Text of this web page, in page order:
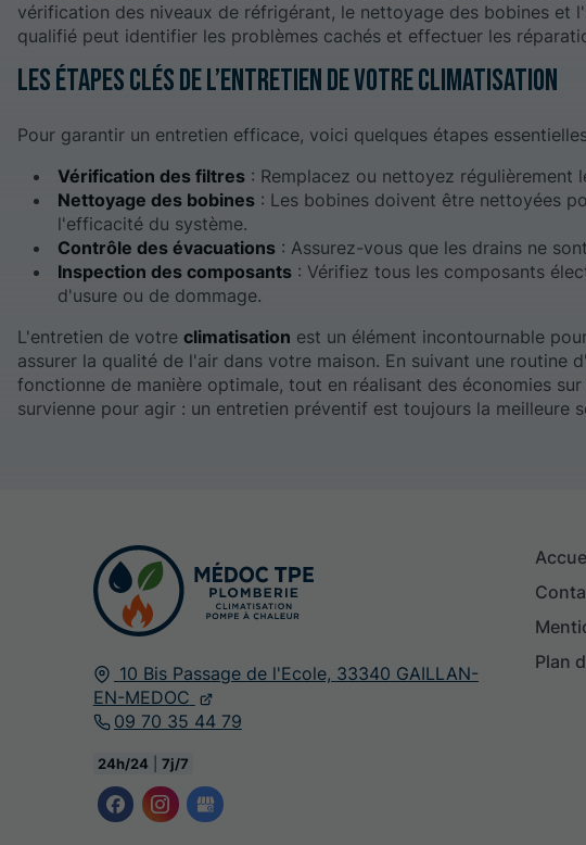
vérification des niveaux de réfrigérant, le nettoyage des bobines et
qualifié peut identifier les problèmes cachés et effectuer les
Les étapes clés de l’entretien de votre climatisation
Pour garantir un entretien efficace, voici quelques étapes
Vérification des filtres : Remplacez ou nettoyez régulièrement
Nettoyage des bobines : Les bobines doivent être nettoyées
l'efficacité du système.
Contrôle des évacuations : Assurez-vous que les drains ne
Inspection des composants : Vérifiez tous les composants
d'usure ou de dommage.
L'entretien de votre climatisation est un élément incontournable
assurer la qualité de l'air dans votre maison. En suivant une routine
fonctionne de manière optimale, tout en réalisant des économies
survienne pour agir : un entretien préventif est toujours la meilleure
10 Bis Passage de l'Ecole, 33340 GAILLAN-
EN-MEDOC
09 70 35 44 79
24h/24 7j/7
Plan